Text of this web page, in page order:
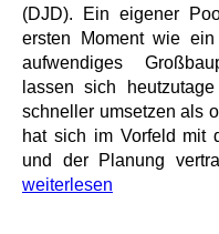
(DJD). Ein eigener
ersten Moment wie
aufwendiges
lassen sich
schneller umsetzen als
hat sich im Vorfeld mit
und der Planung
weiterlesen